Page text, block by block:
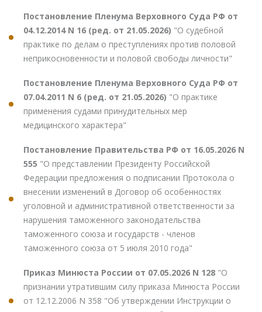
Постановление Пленума Верховного Суда РФ от
04.12.2014 N 16 (ред. от 21.05.2026) "О судебной
практике по делам о преступлениях против половой
неприкосновенности и половой свободы личности"
Постановление Пленума Верховного Суда РФ от
07.04.2011 N 6 (ред. от 21.05.2026) "О практике
применения судами принудительных мер
медицинского характера"
Постановление Правительства РФ от 16.05.2026 N
555 "О представлении Президенту Российской
Федерации предложения о подписании Протокола о
внесении изменений в Договор об особенностях
уголовной и административной ответственности за
нарушения таможенного законодательства
таможенного союза и государств - членов
таможенного союза от 5 июля 2010 года"
Приказ Минюста России от 07.05.2026 N 128 "О
признании утратившим силу приказа Минюста России
от 12.12.2006 N 358 "Об утверждении Инструкции о